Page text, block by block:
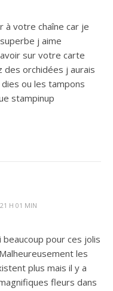
à votre chaîne car je
j aime
sur votre carte
des orchidées j aurais
ou les tampons
stampinup
H 01 MIN
beaucoup pour ces jolis
les
plus mais il y a
fleurs dans